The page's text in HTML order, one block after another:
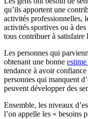
qu’ils apportent une
activités professionnelles,
activités sportives ou à
tous contribuer à satisfaire
Les personnes qui
obtenant une bonne
tendance à avoir
personnes qui manquent
peuvent développer des
Ensemble, les niveaux
l’on appelle les « besoins